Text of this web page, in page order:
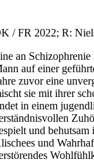
/ FR 2022; R:
an
auf einer
zuvor eine
sie mit ihrer
in einem
und behutsam
und